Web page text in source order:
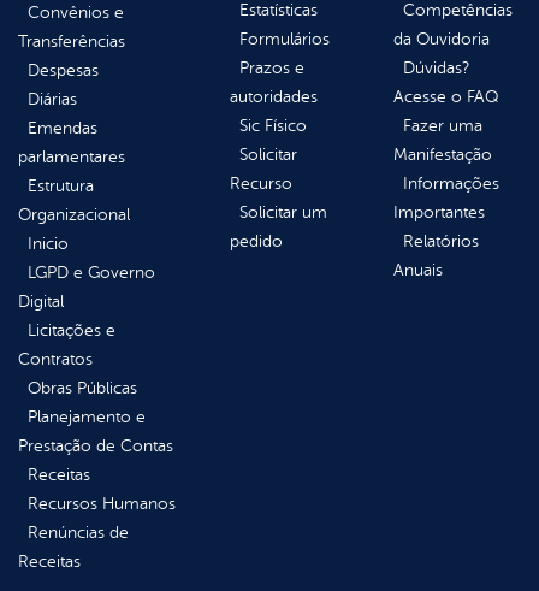
Convênios e
Transferências
Despesas
Diárias
Emendas
parlamentares
Estrutura
Organizacional
Inicio
LGPD e Governo
Digital
Licitações e
Contratos
Obras Públicas
Planejamento e
Prestação de Contas
Receitas
Recursos Humanos
Renúncias de
Receitas
Estatísticas
Formulários
Prazos e
autoridades
Sic Físico
Solicitar
Recurso
Solicitar um
pedido
Competências
da Ouvidoria
Dúvidas?
Acesse o FAQ
Fazer uma
Manifestação
Informações
Importantes
Relatórios
Anuais